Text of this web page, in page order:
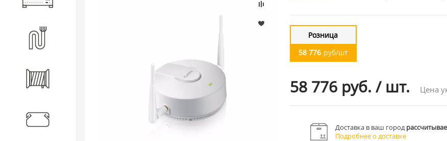
Розница
58 776 руб/шт
58 776 руб. / шт. Цена
Доставка в ваш город
Подробнее о доставке